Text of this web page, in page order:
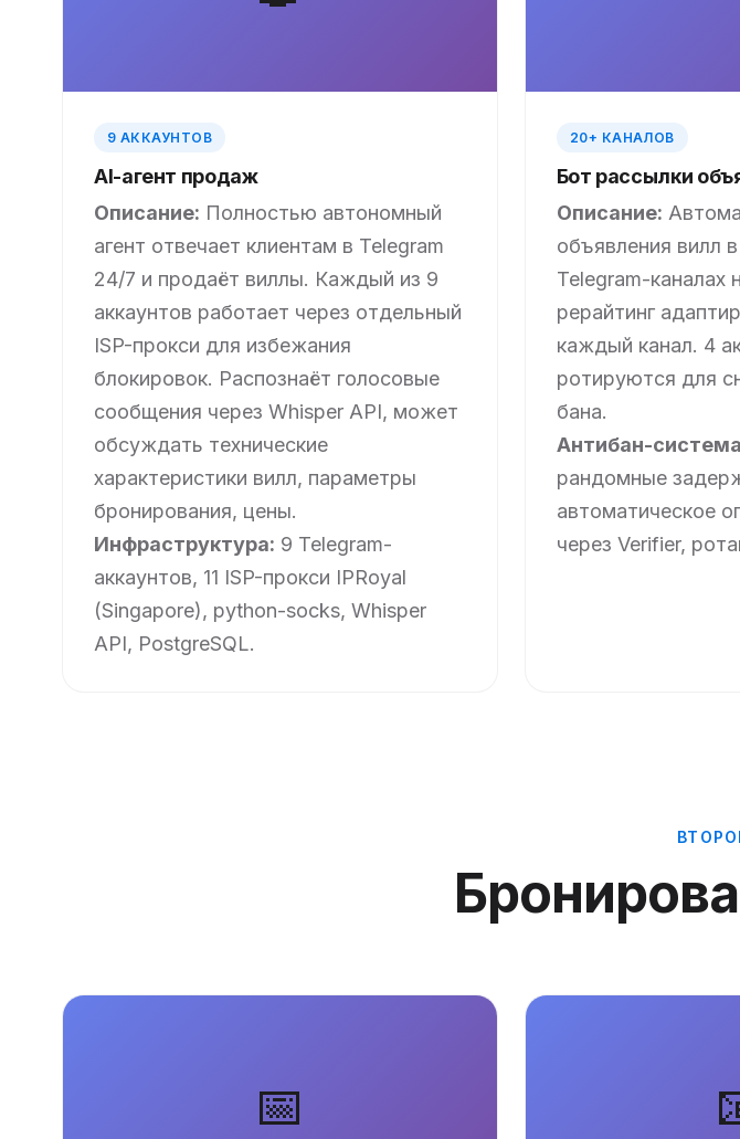
9 АККАУНТОВ
AI-агент продаж
Описание: Полностью автономный
агент отвечает клиентам в Telegram
24/7 и продаёт виллы. Каждый из 9
аккаунтов работает через отдельный
ISP-прокси для избежания
блокировок. Распознаёт голосовые
сообщения через Whisper API, может
обсуждать технические
характеристики вилл, параметры
бронирования, цены.
Инфраструктура: 9 Telegram-
аккаунтов, 11 ISP-прокси IPRoyal
(Singapore), python-socks, Whisper
API, PostgreSQL.
20+ КАНАЛОВ
Бот рассылки
Описание:
объявления вилл
Telegram-
рерайтинг
каждый канал. 4
ротируются для
бана.
Антибан-
рандомные
автоматическое
через Verifier,
📅